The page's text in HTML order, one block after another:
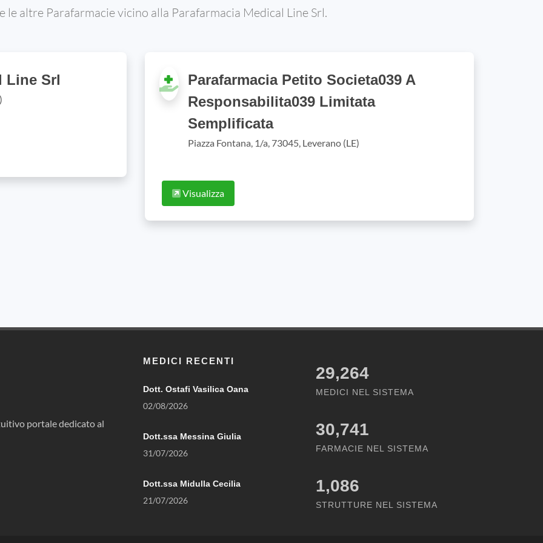
le altre Parafarmacie vicino alla Parafarmacia Medical Line Srl.
Line Srl
Parafarmacia Petito Societa039 A
Responsabilita039 Limitata
Semplificata
Piazza Fontana, 1/a, 73045, Leverano (LE)
Visualizza
portale dedicato al
MEDICI RECENTI
Dott. Ostafi Vasilica Oana
02/08/2026
Dott.ssa Messina Giulia
31/07/2026
Dott.ssa Midulla Cecilia
21/07/2026
29,264
MEDICI NEL SISTEMA
30,741
FARMACIE NEL SISTEMA
1,086
STRUTTURE NEL SISTEMA